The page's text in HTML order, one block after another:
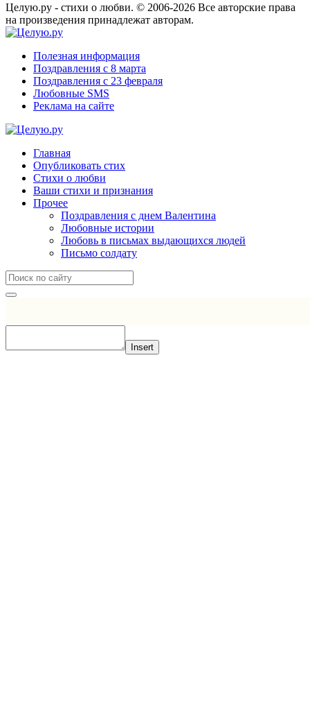
Целую.ру - стихи о любви. © 2006-2026 Все авторские права
на произведения принадлежат авторам.
Полезная информация
Поздравления с 8 марта
Поздравления с 23 февраля
Любовные SMS
Реклама на сайте
Главная
Опубликовать стих
Стихи о любви
Ваши стихи и признания
Прочее
Поздравления с днем Валентина
Любовные истории
Любовь в письмах выдающихся людей
Письмо солдату
Insert